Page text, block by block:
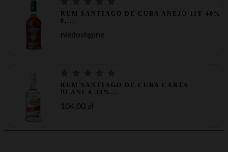
RUM SANTIAGO DE CUBA ANEJO 11Y 40%
0,...
niedostępne
RUM SANTIAGO DE CUBA CARTA
BLANCA 38%...
104,00 zł